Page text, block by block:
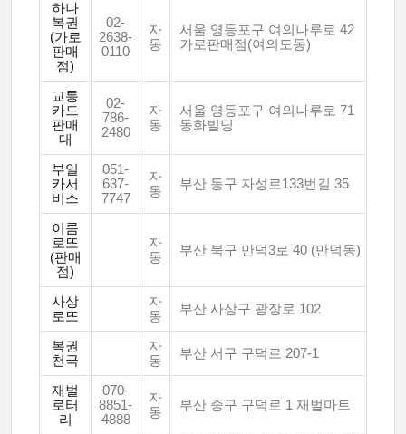
하나
복권
(가로
판매
점)
02-
2638-
0110
자
동
서울 영등포구 여의나루로 42
가로판매점(여의도동)
교통
카드
판매
대
02-
786-
2480
자
동
서울 영등포구 여의나루로 71
동화빌딩
부일
카서
비스
051-
637-
7747
자
동
부산 동구 자성로133번길 35
이룸
로또
(판매
점)
자
동
부산 북구 만덕3로 40 (만덕동)
사상
로또
자
동
부산 사상구 광장로 102
복권
천국
자
동
부산 서구 구덕로 207-1
재벌
로터
리
070-
8851-
4888
자
동
부산 중구 구덕로 1 재벌마트